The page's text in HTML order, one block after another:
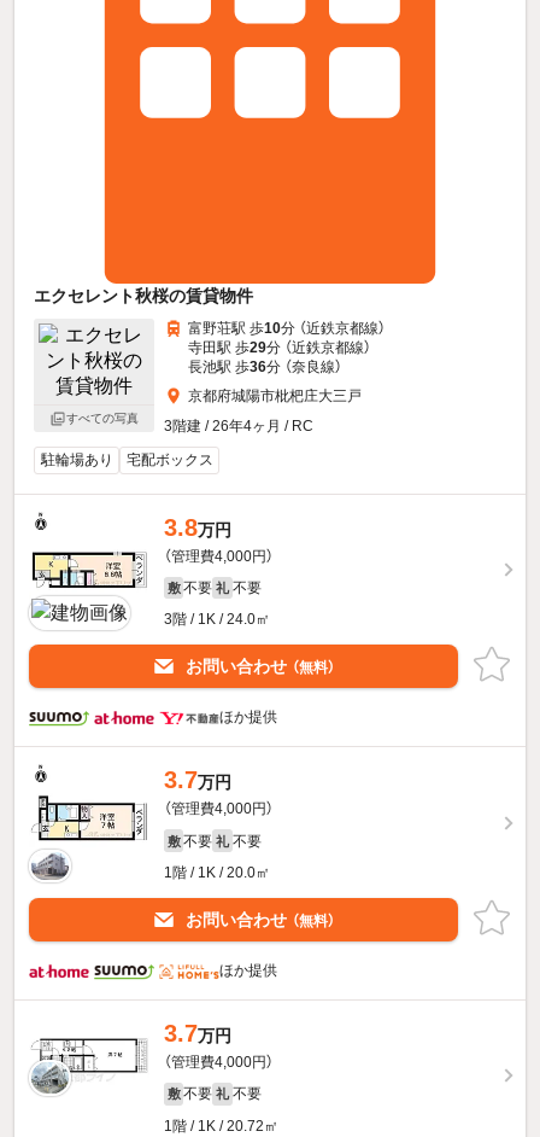
エクセレント秋桜の賃貸物件
すべての写真
富野荘駅 歩10分 （近鉄京都線）
寺田駅 歩29分 （近鉄京都線）
長池駅 歩36分 （奈良線）
京都府城陽市枇杷庄大三戸
3階建 / 26年4ヶ月 / RC
駐輪場あり
宅配ボックス
3.8万円
（管理費4,000円）
敷 不要 礼 不要
3階 / 1K / 24.0㎡
お問い合わせ （無料）
ほか提供
3.7万円
（管理費4,000円）
敷 不要 礼 不要
1階 / 1K / 20.0㎡
お問い合わせ （無料）
ほか提供
3.7万円
（管理費4,000円）
敷 不要 礼 不要
1階 / 1K / 20.72㎡